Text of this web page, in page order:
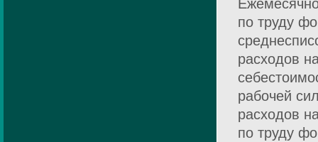
по труду
расходов
рабочей
расходов
по труду